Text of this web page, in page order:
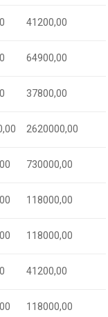
41200,00
64900,00
37800,00
2620000,00
730000,00
118000,00
118000,00
41200,00
118000,00